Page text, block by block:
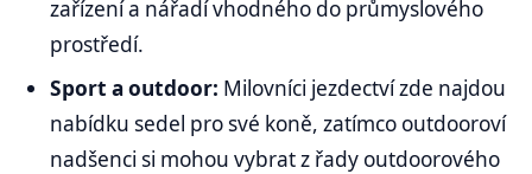
zařízení a nářadí vhodného do průmyslového
prostředí.
Sport a outdoor: Milovníci jezdectví zde najdou
nabídku sedel pro své koně, zatímco outdooroví
nadšenci si mohou vybrat z řady outdoorového